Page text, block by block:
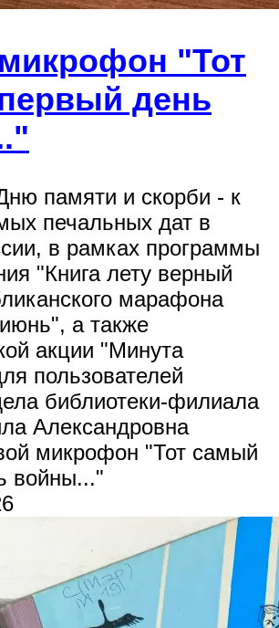
"Тот
день
памяти и скорби - к
печальных дат в
в рамках программы
"Книга лету верный
марафона
а также
акции "Минута
пользователей
библиотеки-филиала
Александровна
микрофон "Тот самый
войны..."